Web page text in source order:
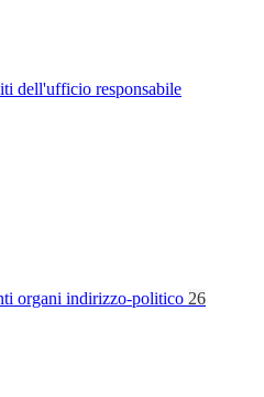
dell'ufficio responsabile
organi indirizzo-politico 26